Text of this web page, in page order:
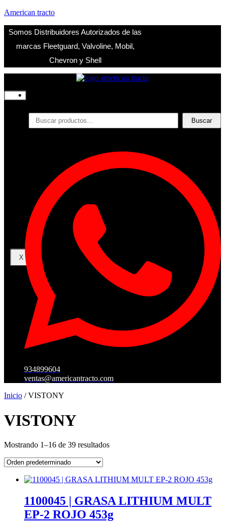
American tracto
Somos Distribuidores Autorizados de las
marcas Fleetguard, Valvoline, Mobil,
Chevron y Shell
Productos
Filtros
Contacto
Acceder
Iniciar Sesion
Registro
Restablecer la contraseña
X
Buscar
934899604
ventas@americantracto.com
Inicio / VISTONY
VISTONY
Mostrando 1–16 de 39 resultados
1100045 | GRASA LITHIUM MULT
EP-2 ROJO 453g